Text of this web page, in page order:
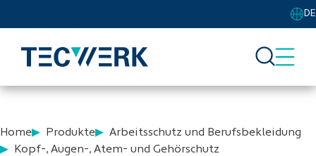
DE
Home Produkte
Arbeitsschutz und Berufsbekleidung
Kopf-, Augen-, Atem- und Gehörschutz